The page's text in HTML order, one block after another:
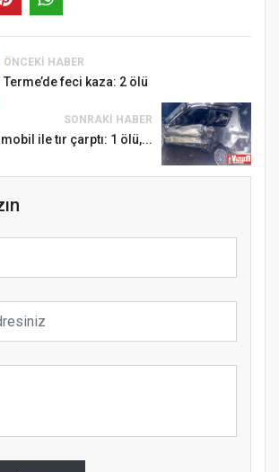
ÖNCEKI HABER
Terme’de feci kaza: 2 ölü
SONRAKI HABER
ile tır çarptı: 1 ölü,...